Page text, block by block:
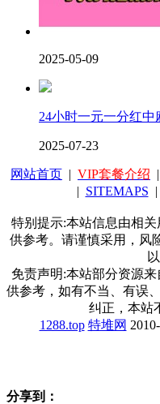
2025-05-09
24小时一元一分红中
2025-07-23
网站首页 | VIP套餐介绍 |
| SITEMAPS |
特别提示:本站信息由相
供参考。请谨慎采用，风
免责声明:本站部分资源
供参考，如有不当、有误
纠正，本站
1288.top 特堆网
分享到：